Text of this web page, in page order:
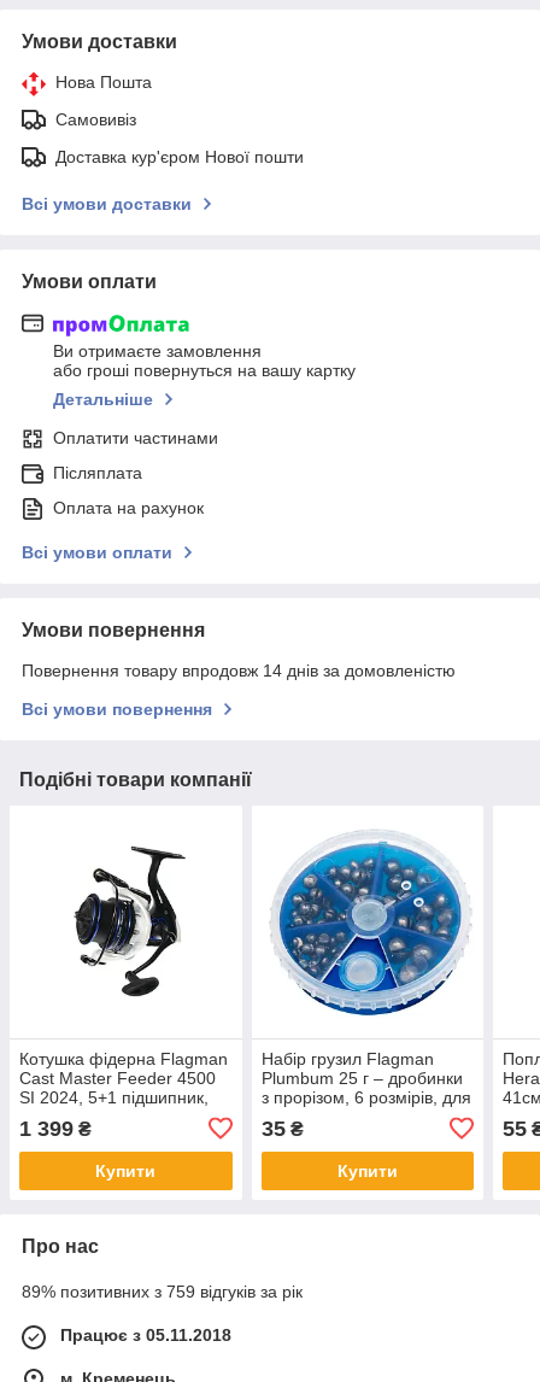
Умови доставки
Нова Пошта
Самовивіз
Доставка кур'єром Нової пошти
Всі умови доставки
Умови оплати
Ви отримаєте замовлення
або гроші повернуться на вашу картку
Детальніше
Оплатити частинами
Післяплата
Оплата на рахунок
Всі умови оплати
Умови повернення
Повернення товару впродовж 14 днів за домовленістю
Всі умови повернення
Подібні товари компанії
Котушка фідерна Flagman
Cast Master Feeder 4500
SI 2024, 5+1 підшипник,
шпуля, передаточне 5.1:1
1 399 ₴
Купити
Набір грузил Flagman
Plumbum 25 г – дробинки
з прорізом, 6 розмірів, для
поплавкової ловлі, зручна
коробка
35₴
Купити
55
Про нас
89% позитивних з 759 відгуків за рік
Працює з 05.11.2018